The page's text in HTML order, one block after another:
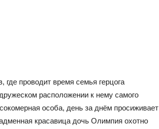
где проводит время семья герцога
расположении к нему самого
особа, день за днём просиживает
красавица дочь Олимпия охотно